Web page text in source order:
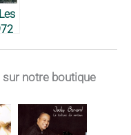
notre boutique